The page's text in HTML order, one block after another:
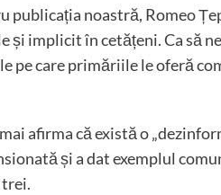
noastră, Romeo
și implicit în cetățeni. Ca să
pe care primăriile le oferă
afirma că există o
și a dat exemplul
trei.